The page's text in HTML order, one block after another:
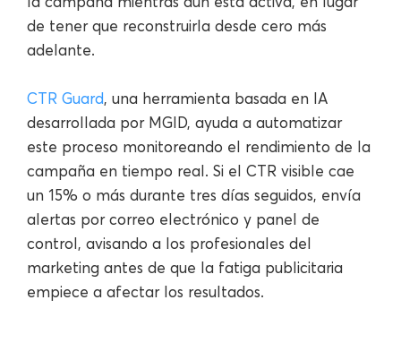
de tener que reconstruirla desde cero más
adelante.
CTR Guard, una herramienta basada en IA
desarrollada por MGID, ayuda a automatizar
este proceso monitoreando el rendimiento de la
campaña en tiempo real. Si el CTR visible cae
un 15% o más durante tres días seguidos, envía
alertas por correo electrónico y panel de
control, avisando a los profesionales del
marketing antes de que la fatiga publicitaria
empiece a afectar los resultados.